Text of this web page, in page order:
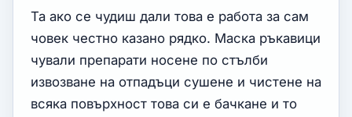
Та ако се чудиш дали това е работа за сам
човек честно казано рядко. Маска ръкавици
чували препарати носене по стълби
извозване на отпадъци сушене и чистене на
всяка повърхност това си е бачкане и то